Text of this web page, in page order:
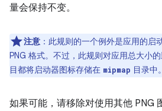
量会保持不变。
注意 ： 此规则的一个例外是应用的启
PNG 格式。不过，此规则对应用总大小
目都将启动器图标存储在 mipmap 目录中。
如果可能，请移除对使用其他 PNG